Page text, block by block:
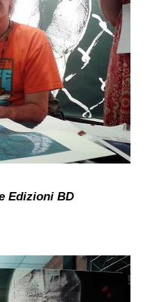
Edizioni BD